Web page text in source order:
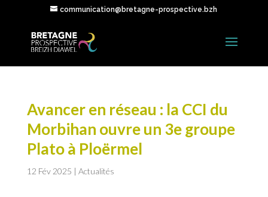
communication@bretagne-prospective.bzh
Avancer en réseau : la CCI du
Morbihan ouvre un 3e groupe
Plato à Ploërmel
12 Fév 2025 | Actualités